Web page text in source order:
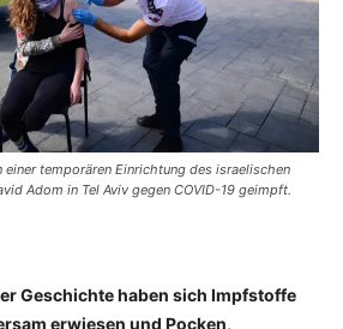
einer temporären Einrichtung des israelischen
Adom in Tel Aviv gegen COVID-19 geimpft.
Geschichte haben sich Impfstoffe
erwiesen und Pocken,